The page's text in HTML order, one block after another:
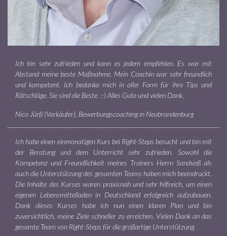
Ich bin sehr zufrieden und kann es jedem empfehlen. Es war mit
Abstand meine beste Maßnahme. Mein Coachin war sehr freundlich
und kompetent. Ich bedanke mich in aller Form für ihre Tips und
Rätschläge. Sie sind die Beste. :-) Alles Gute und vielen Dank.
Nico Jürß (Verkäufer), Bewerbungscoaching in Neubrandenburg
Ich habe einen einmonatigen Kurs bei Right-Steps besucht und bin mit
der Beratung und dem Unterricht sehr zufrieden. Sowohl die
Kompetenz und Freundlichkeit meines Trainers Herrn Sandvoß als
auch die Unterstützung des gesamten Teams haben mich beeindruckt.
Die Inhalte des Kurses waren praxisnah und sehr hilfreich, um einen
eigenen Lebensmittelladen in Deutschland erfolgreich aufzubauen.
Dank dieses Kurses habe ich nun einen klaren Plan und bin
zuversichtlich, meine Ziele schneller zu erreichen. Vielen Dank an das
gesamte Team von Right-Steps für die großartige Unterstützung.